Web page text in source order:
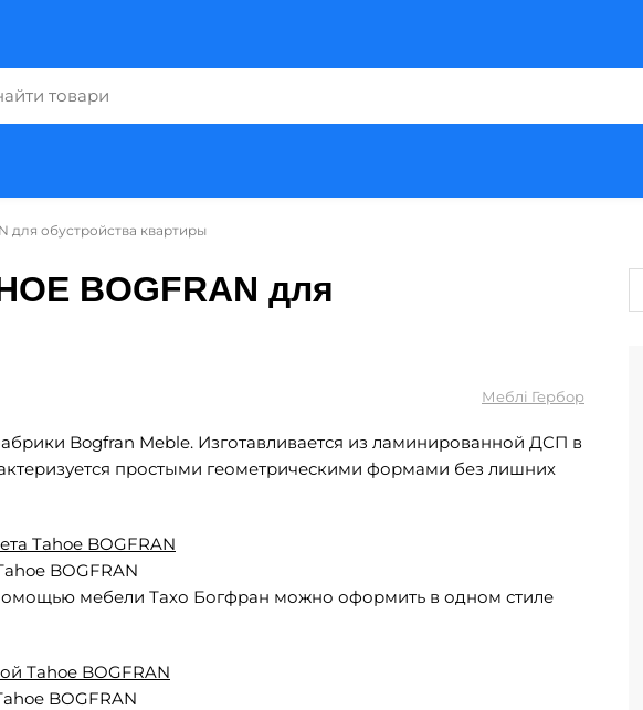
для обустройства квартиры
BOGFRAN для
Меблі Гербор
Bogfran Meble. Изготавливается из ламинированной ДСП в
простыми геометрическими формами без лишних
BOGFRAN
мебели Тахо Богфран можно оформить в одном стиле
BOGFRAN